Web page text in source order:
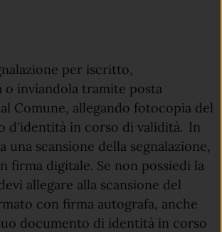
per iscritto,
o inviandola tramite posta
Comune, allegando fotocopia del
d'identità in corso di validità. In
una scansione della segnalazione,
firma digitale. Se non possiedi la
allegare alla scansione del
con firma autografa, anche
documento di identità in corso